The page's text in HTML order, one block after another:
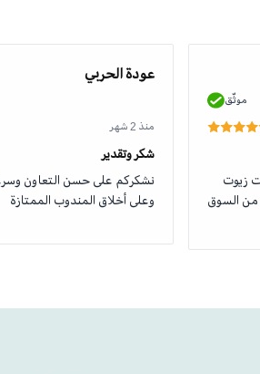
موثّق
زيوت
من السوق
عودة الحربي
منذ 2 شهر
شكر وتقدير
نشكركم على حسن التعاون
وعلى أخلاق المندوب الممتازة